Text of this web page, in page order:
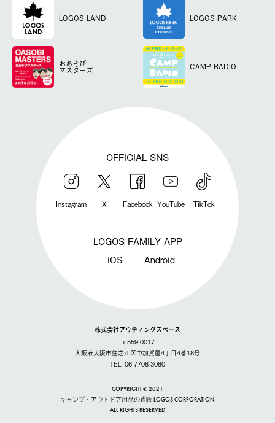
LOGOS LAND LOGOS PARK
おあそび
マスターズ CAMP RADIO
OFFICIAL SNS
Instagram X Facebook YouTube TikTok
LOGOS FAMILY APP
iOS Android
株式会社アウティングスペース
〒559-0017
大阪府大阪市住之江区中加賀屋4丁目4番18号
TEL: 06-7708-3080
COPYRIGHT © 2021
キャンプ・アウトドア用品の通販 LOGOS CORPORATION.
ALL RIGHTS RESERVED